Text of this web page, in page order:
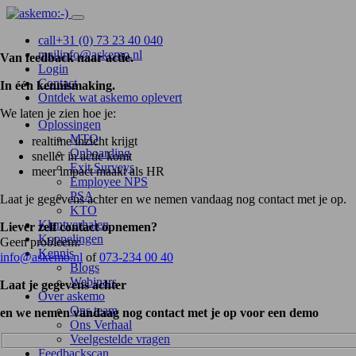
call+31 (0) 73 23 40 040
mailinfo@askemo.nl
Login
Contact
Ontdek wat askemo oplevert
Oplossingen
MTO
Onboarding
Exit Surveys
Employee NPS
PSA
KTO
Klantverhalen
Koppelingen
Kennis
Blogs
Webinars
Over askemo
Ons team
Ons Verhaal
Veelgestelde vragen
Feedbackscan
Van feedback naar actie.
In één kennismaking.
We laten je zien hoe je:
realtime inzicht krijgt
sneller in actie komt
meer impact maakt als HR
Laat je gegevens achter en we nemen vandaag nog contact met je op.
Liever zelf contact opnemen?
Geen probleem:
info@askemo.nl of073-234 00 40
Laat je gegevens achter
en we nemen vandaag nog contact met je op voor een demo